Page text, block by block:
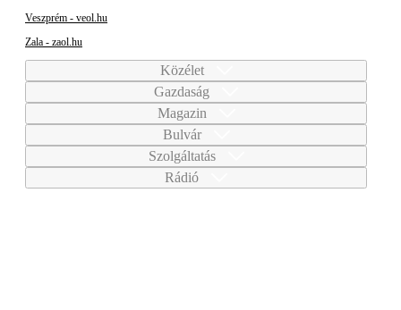
Veszprém - veol.hu
Zala - zaol.hu
Közélet
Gazdaság
Magazin
Bulvár
Szolgáltatás
Rádió